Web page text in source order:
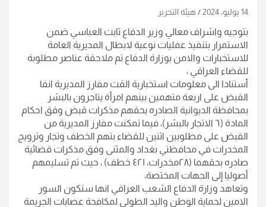
14 يوليو، 2024 هيئة التحرير
بتوجيه واشراف معالي وزير الدفاع ثابت العباسي ضمن
الاستمرار بتنفيذ عمليات نوعية لابطال المديرية العامة
للاستخبارات والامن بوزارة الدفاع تم ملاحقة عناصر مطلوبة
للقضاء العراقي ،
أستنادا الى معلومات استخبارية القت مفارز المديرية انفا
القبض على اربعة متهمين بينهم امرأة يتاجرون بالبشر
بمحافظة الديوانية الصادره بحقهم مذكرات قبض وفق احكام
المادة (٦ الاتجار بالبشر)، فيما تمكنت مفارز المديرية من
القبض على مطلوبين اثنين للقضاء بتهم الخطف وتجار وترويج
المخدرات في محافظتي بغداد والمثنى وفق مذكرات قضائية
صادره بحقهما (٢٨مخدرات، ٤٢١ خطف) ، حيث تم تسليمهم
أصوليا إلى الجهات المختصة،
وتعاهد وزارة الدفاع الشعب العراقي انها ستكون السور
الامين لحماية الوطن واليد الطولى لمكافحة عصابات الجريمة